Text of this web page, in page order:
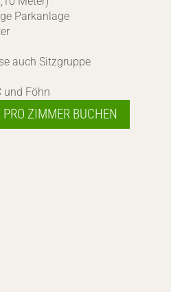
Parkanlage
auch Sitzgruppe
und Föhn
ZIMMER BUCHEN